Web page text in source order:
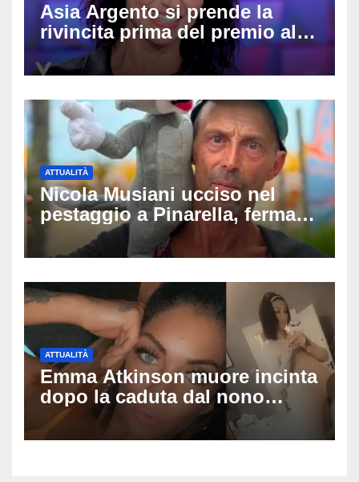
Asia Argento si prende la
rivincita prima del premio alla
carriera: «Mi chiamano
raccomandata e cagna»
ATTUALITÀ
Nicola Musiani ucciso nel
pestaggio a Pinarella, fermati
quattro giovani: la svolta
dopo video, intercettazioni e
ATTUALITÀ
Emma Atkinson muore incinta
dopo la caduta dal nono
piano: la figlia nasce 30
minuti dopo e sta bene